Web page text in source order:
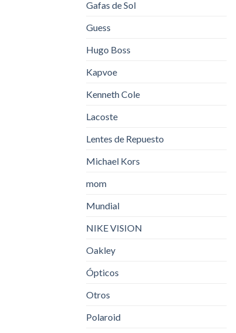
Gafas de Sol
Guess
Hugo Boss
Kapvoe
Kenneth Cole
Lacoste
Lentes de Repuesto
Michael Kors
mom
Mundial
NIKE VISION
Oakley
Ópticos
Otros
Polaroid